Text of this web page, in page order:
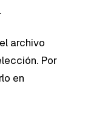
archivo
Por
en